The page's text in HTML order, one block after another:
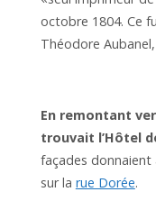
octobre 1804. Ce
Théodore
En remontant
trouvait l’Hôtel
façades donnaient
sur la rue Dorée.